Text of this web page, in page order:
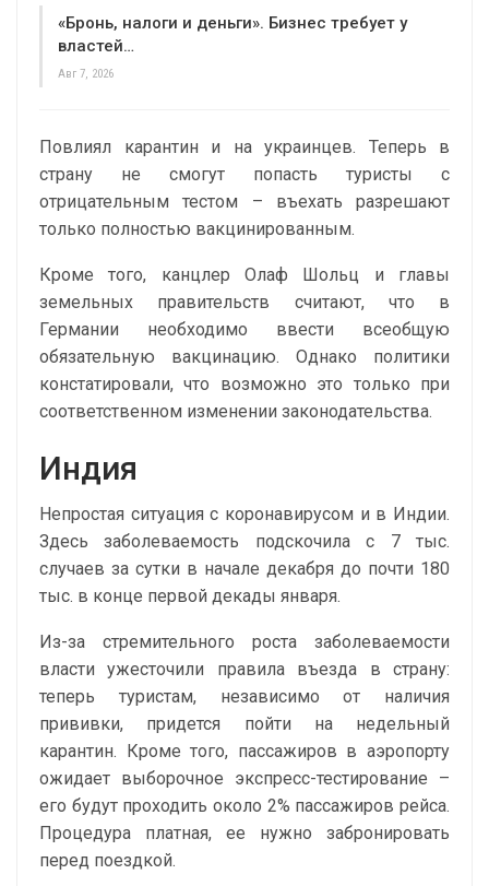
«Бронь, налоги и деньги». Бизнес требует у
властей…
Авг 7, 2026
Повлиял карантин и на украинцев. Теперь в
страну не смогут попасть туристы с
отрицательным тестом – въехать разрешают
только полностью вакцинированным.
Кроме того, канцлер Олаф Шольц и главы
земельных правительств считают, что в
Германии необходимо ввести всеобщую
обязательную вакцинацию. Однако политики
констатировали, что возможно это только при
соответственном изменении законодательства.
Индия
Непростая ситуация с коронавирусом и в Индии.
Здесь заболеваемость подскочила с 7 тыс.
случаев за сутки в начале декабря до почти 180
тыс. в конце первой декады января.
Из-за стремительного роста заболеваемости
власти ужесточили правила въезда в страну:
теперь туристам, независимо от наличия
прививки, придется пойти на недельный
карантин. Кроме того, пассажиров в аэропорту
ожидает выборочное экспресс-тестирование –
его будут проходить около 2% пассажиров рейса.
Процедура платная, ее нужно забронировать
перед поездкой.